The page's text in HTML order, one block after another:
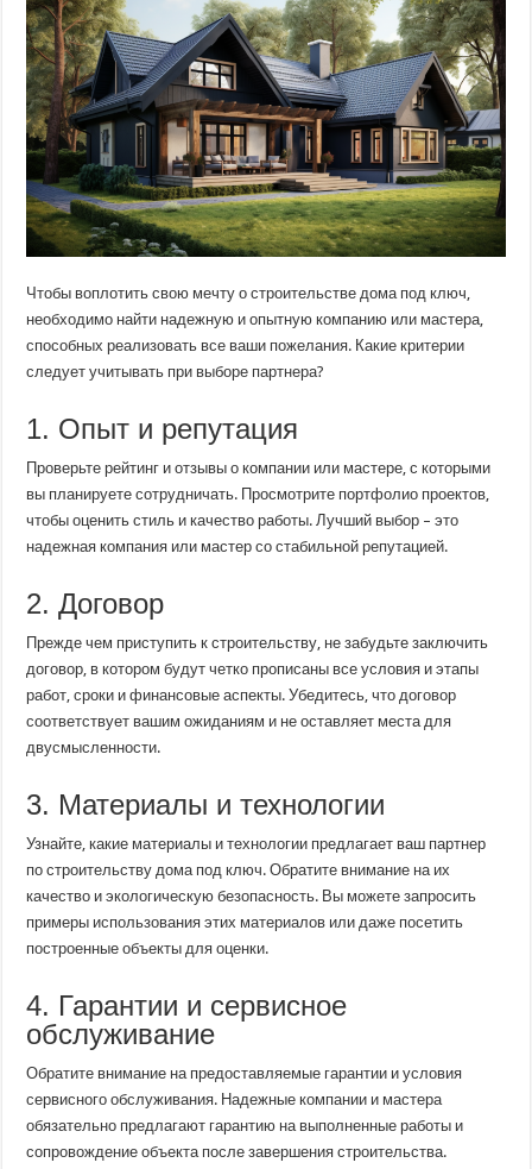
Чтобы воплотить свою мечту о строительстве дома под ключ,
необходимо найти надежную и опытную компанию или мастера,
способных реализовать все ваши пожелания. Какие критерии
следует учитывать при выборе партнера?
1. Опыт и репутация
Проверьте рейтинг и отзывы о компании или мастере, с которыми
вы планируете сотрудничать. Просмотрите портфолио проектов,
чтобы оценить стиль и качество работы. Лучший выбор – это
надежная компания или мастер со стабильной репутацией.
2. Договор
Прежде чем приступить к строительству, не забудьте заключить
договор, в котором будут четко прописаны все условия и этапы
работ, сроки и финансовые аспекты. Убедитесь, что договор
соответствует вашим ожиданиям и не оставляет места для
двусмысленности.
3. Материалы и технологии
Узнайте, какие материалы и технологии предлагает ваш партнер
по строительству дома под ключ. Обратите внимание на их
качество и экологическую безопасность. Вы можете запросить
примеры использования этих материалов или даже посетить
построенные объекты для оценки.
4. Гарантии и сервисное
обслуживание
Обратите внимание на предоставляемые гарантии и условия
сервисного обслуживания. Надежные компании и мастера
обязательно предлагают гарантию на выполненные работы и
сопровождение объекта после завершения строительства.